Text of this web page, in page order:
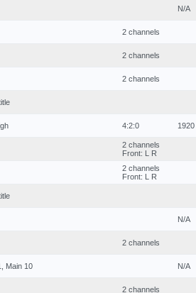
N/A
2 channels
2 channels
2 channels
4:2:0 1920
2 channels
Front: L R
2 channels
Front: L R
N/A
2 channels
Main 10 N/A
2 channels